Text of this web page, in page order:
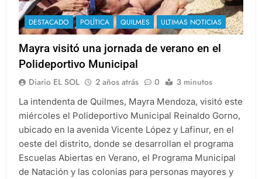
DESTACADO POLÍTICA QUILMES ULTIMAS NOTICIAS
Mayra visitó una jornada de verano en el
Polideportivo Municipal
Diario EL SOL 2 años atrás 0 3 minutos
La intendenta de Quilmes, Mayra Mendoza, visitó este
miércoles el Polideportivo Municipal Reinaldo Gorno,
ubicado en la avenida Vicente López y Lafinur, en el
oeste del distrito, donde se desarrollan el programa
Escuelas Abiertas en Verano, el Programa Municipal
de Natación y las colonias para personas mayores y